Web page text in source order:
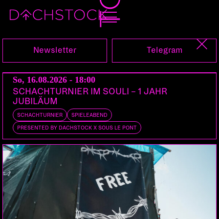
So, 23.05.2010
Newsletter Telegram
So, 16.08.2026 - 18:00
SCHACHTURNIER IM SOULI – 1 JAHR
JUBILÄUM
SCHACHTURNIER SPIELEABEND
PRESENTED BY DACHSTOCK X SOUS LE PONT